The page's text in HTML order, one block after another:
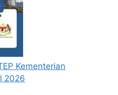
Kementerian
2026